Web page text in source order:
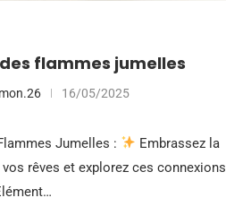
flammes jumelles
16/05/2025
Jumelles :
Embrassez la
rêves et explorez ces connexions